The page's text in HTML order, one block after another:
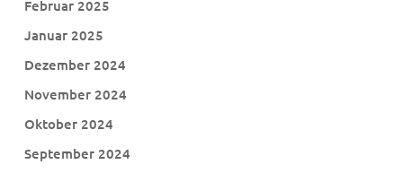
Februar 2025
Januar 2025
Dezember 2024
November 2024
Oktober 2024
September 2024